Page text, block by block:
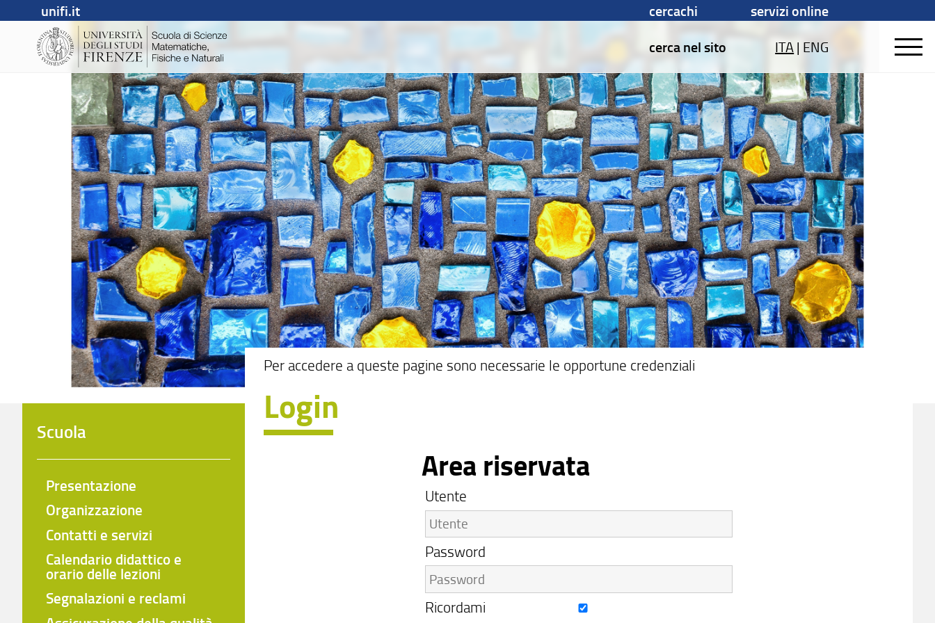
unifi.it cercachi
servizi online
cerca nel sito
ITA| ENG
Per accedere a queste pagine sono necessarie le opportune credenziali
Login
Area riservata
Utente
Password
Ricordami
Scuola
Presentazione
Organizzazione
Contatti e servizi
Calendario didattico e
orario delle lezioni
Segnalazioni e reclami